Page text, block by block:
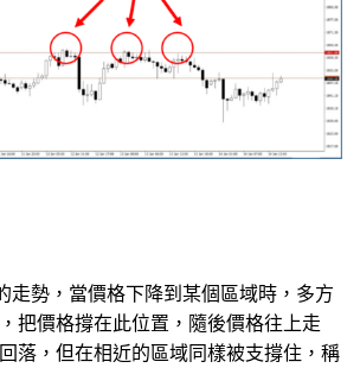
走勢，當價格下降到某個區域時，多方
把價格撐在此位置，隨後價格往上走
落，但在相近的區域同樣被支撐住，稱